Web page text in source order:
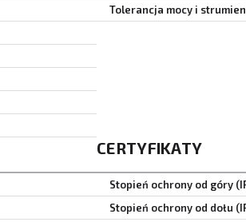
Tolerancja mocy i
CERTYFIKATY
Stopień ochrony od góry
Stopień ochrony od dołu